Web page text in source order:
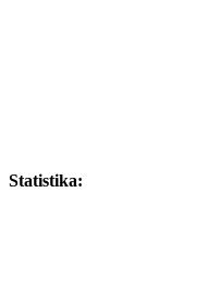
Statistika: